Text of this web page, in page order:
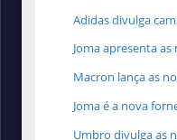
Adidas divulga
Joma apresenta
Macron lança as
Joma é a nova
Umbro divulga as